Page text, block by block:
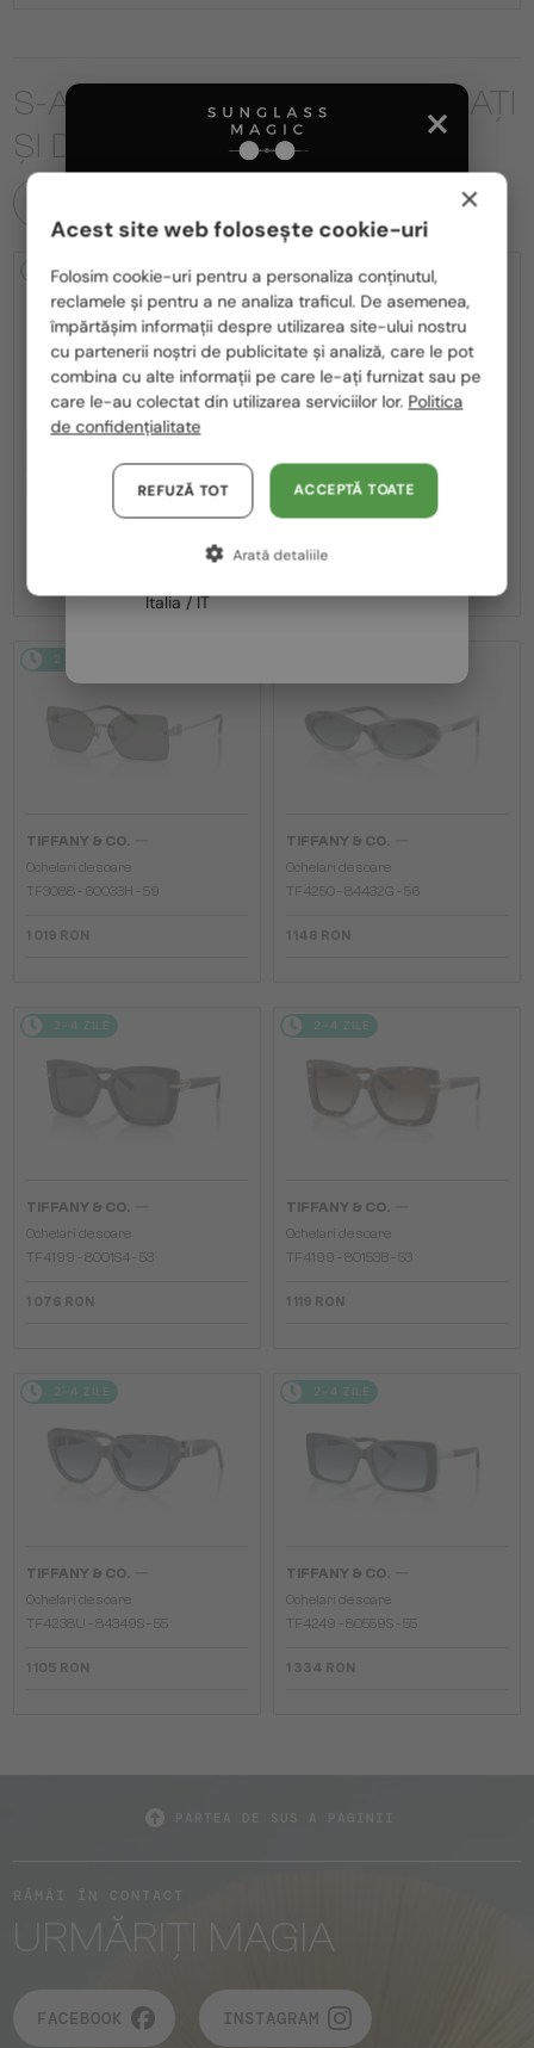
S-AR PUTEA SĂ FIȚI INTERESAȚI
ȘI DE
2-4 ZILE -5%
—Cadru optic
2-4 ZILE
Ochelari de soare
2-4 ZILE
TIFFANY & CO.
Ochelari de soare
TF3088 - 60033H - 59
1 019 RON
TIFFANY & CO.
Ochelari de soare
TF4250 - 84432G - 56
1 148 RON
2-4 ZILE
TIFFANY & CO.
Ochelari de soare
TF4199 - 8001S4 - 53
1 076 RON
2-4 ZILE
TIFFANY & CO.
Ochelari de soare
TF4199 - 80153B - 53
1 119 RON
2-4 ZILE
TIFFANY & CO.
Ochelari de soare
TF4238U - 84349S - 55
1 105 RON
2-4 ZILE
TIFFANY & CO.
Ochelari de soare
TF4249 - 80559S - 55
1 334 RON
URMĂRIȚI MAGIA
FACEBOOK INSTAGRAM
România / RO
Polska / PL
Magyarország / HU
United Arab Emirates / EN
Austria / AT
Germania / DE
Franța / FR
Italia / IT
×
Acest site web folosește cookie-uri
Folosim cookie-uri pentru a personaliza conținutul,
reclamele și pentru a ne analiza traficul. De asemenea,
împărtășim informații despre utilizarea site-ului nostru
cu partenerii noștri de publicitate și analiză, care le pot
combina cu alte informații pe care le-ați furnizat sau pe
care le-au colectat din utilizarea serviciilor lor. Politica
de confidențialitate
ACCEPTĂ TOATE
REFUZĂ TOT
Arată detaliile